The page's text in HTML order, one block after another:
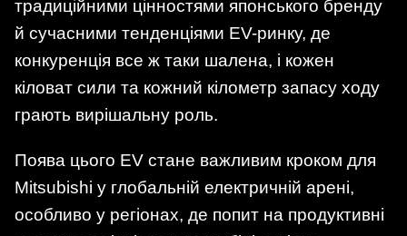
традиційними цінностями японського бренду
й сучасними тенденціями EV-ринку, де
конкуренція все ж таки шалена, і кожен
кіловат сили та кожний кілометр запасу ходу
грають вирішальну роль.
Поява цього EV стане важливим кроком для
Mitsubishi у глобальній електричній арені,
особливо у регіонах, де попит на продуктивні